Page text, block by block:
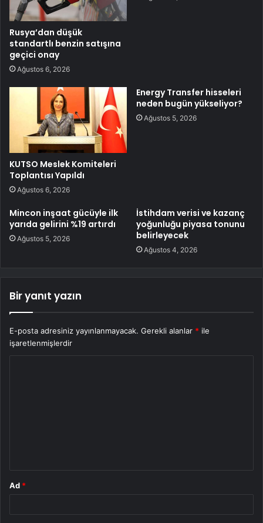
Rusya’dan düşük
standartlı benzin satışına
geçici onay
Ağustos 6, 2026
KUTSO Meslek Komiteleri
Toplantısı Yapıldı
Ağustos 6, 2026
Energy Transfer hisseleri
neden bugün yükseliyor?
Ağustos 5, 2026
Mincon inşaat gücüyle ilk
yarıda gelirini %19 artırdı
Ağustos 5, 2026
İstihdam verisi ve kazanç
yoğunluğu piyasa tonunu
belirleyecek
Ağustos 4, 2026
Bir yanıt yazın
E-posta adresiniz yayınlanmayacak. Gerekli alanlar * ile
işaretlenmişlerdir
Ad *